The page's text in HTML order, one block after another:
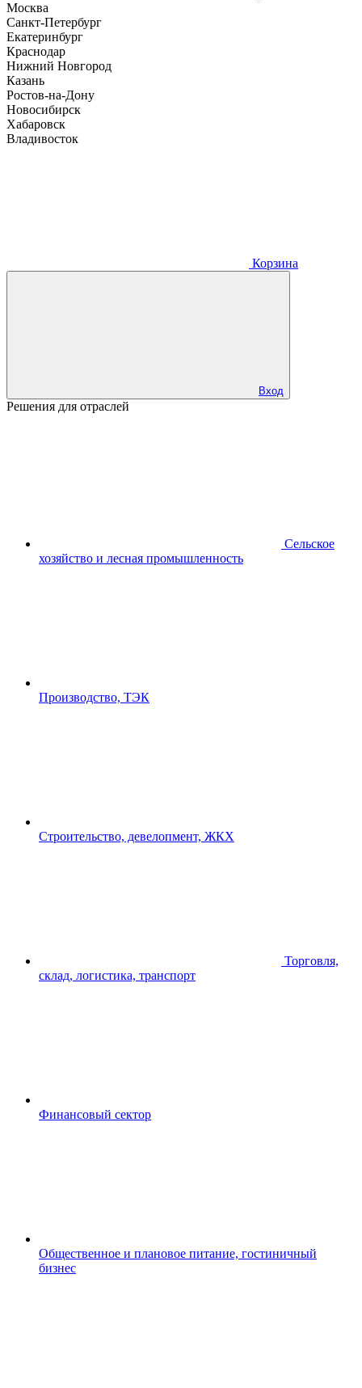
Москва
Санкт-Петербург
Екатеринбург
Краснодар
Нижний Новгород
Казань
Ростов-на-Дону
Новосибирск
Хабаровск
Владивосток
Корзина
Вход
Решения для отраслей
Сельское
хозяйство и лесная промышленность
Производство, ТЭК
Строительство, девелопмент, ЖКХ
Торговля,
склад, логистика, транспорт
Финансовый сектор
Общественное и плановое питание, гостиничный
бизнес